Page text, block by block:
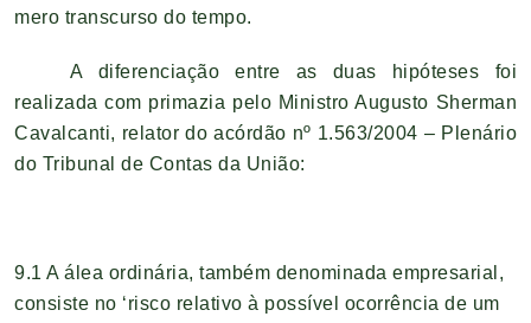
mero transcurso do tempo.
A diferenciação entre as duas hipóteses foi
realizada com primazia pelo Ministro Augusto Sherman
Cavalcanti, relator do acórdão nº 1.563/2004 – Plenário
do Tribunal de Contas da União:
9.1 A álea ordinária, também denominada empresarial,
consiste no ‘risco relativo à possível ocorrência de um